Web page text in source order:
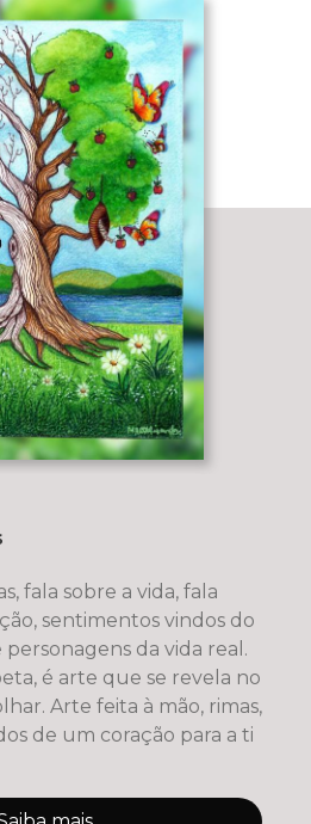
fala sobre a vida, fala
sentimentos vindos do
personagens da vida real.
é arte que se revela no
Arte feita à mão, rimas,
de um coração para a ti